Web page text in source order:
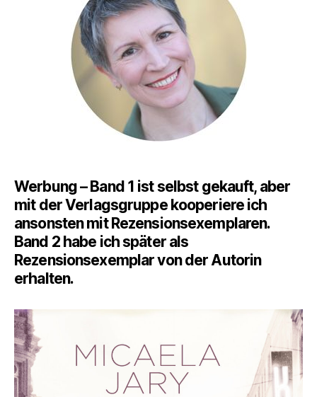
Werbung – Band 1 ist selbst gekauft, aber
mit der Verlagsgruppe kooperiere ich
ansonsten mit Rezensionsexemplaren.
Band 2 habe ich später als
Rezensionsexemplar von der Autorin
erhalten.